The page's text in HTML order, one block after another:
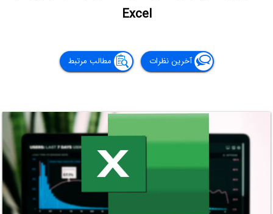
Excel
آخرین نظرات مطالب مرتبط